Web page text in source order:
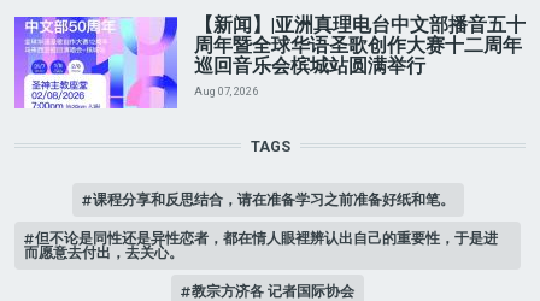
【新闻】|亚洲真理电台中文部播音五十
周年暨全球华语圣歌创作大赛十二周年
巡回音乐会槟城站圆满举行
Aug 07, 2026
TAGS
课程分享和反思结合，请在准备学习之前准备好纸和笔。
但不论是同性还是异性恋者，都在情人眼裡辨认出自己的重要性，于是进
而愿意去付出，去关心。
教宗方济各 记者国际协会